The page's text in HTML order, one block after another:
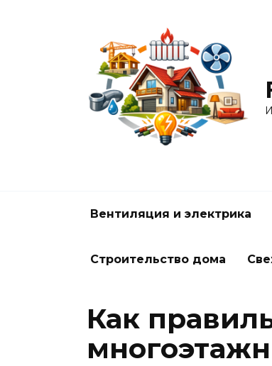
Вентиляция и электрика
Строительство дома
Как